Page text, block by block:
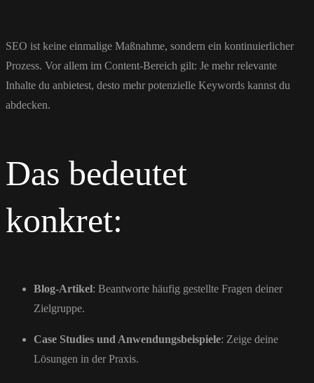
SEO ist keine einmalige Maßnahme, sondern ein kontinuierlicher
Prozess. Vor allem im Content-Bereich gilt: Je mehr relevante
Inhalte du anbietest, desto mehr potenzielle Keywords kannst du
abdecken.
Das bedeutet
konkret:
Blog-Artikel: Beantworte häufig gestellte Fragen deiner
Zielgruppe.
Case Studies und Anwendungsbeispiele: Zeige deine
Lösungen in der Praxis.